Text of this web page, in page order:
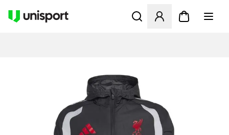
Åbner en Modal til at